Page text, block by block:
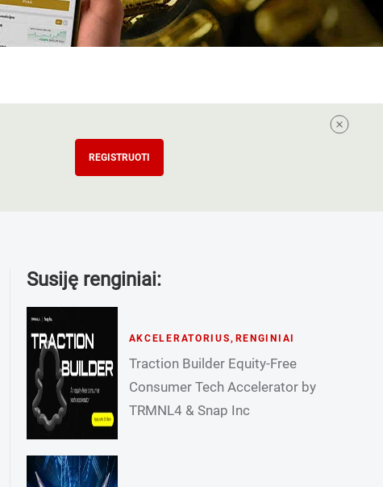
REGISTRUOTI
Susiję renginiai:
AKCELERATORIUS , RENGINIAI
Traction Builder Equity-Free
Consumer Tech Accelerator by
TRMNL4 & Snap Inc